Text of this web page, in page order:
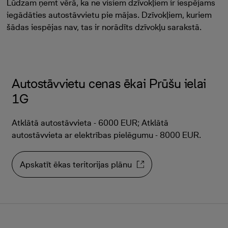
Lūdzam ņemt vērā, ka ne visiem dzīvokļiem ir iespējams
iegādāties autostāvvietu pie mājas. Dzīvokļiem, kuriem
šādas iespējas nav, tas ir norādīts dzīvokļu sarakstā.
Autostāvvietu cenas ēkai Prūšu ielai
1G
Atklātā autostāvvieta - 6000 EUR; Atklātā
autostāvvieta ar elektrības pielēgumu - 8000 EUR.
Apskatīt ēkas teritorijas plānu